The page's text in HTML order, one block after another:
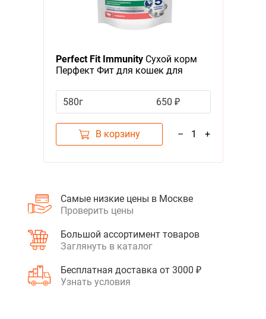
Perfect Fit ImmunityСухой корм
Перфект Фит для кошек для
Говядиной, семенами льна и
голубикой
580г 650 ₽
В корзину – 1 +
Самые низкие цены в Москве
Проверить цены
Большой ассортимент товаров
Заглянуть в каталог
Бесплатная доставка от 3000 ₽
Узнать условия